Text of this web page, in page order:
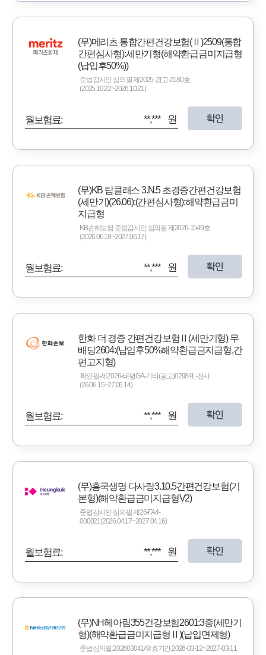
(무)메리츠 통합간편건강보험(Ⅱ)2509(통합
간편심사형):세만기형(해약환급금미지급형
(납입후50%))
준법감시인 심의필 제2025-광고-2180호
(2025.10.22~2026.10.21)
월보험료: **,*** 원 확인
(무)KB 탑클래스 3.N.5 초경증간편건강보험
(세만기)(26.06):(간편심사형):해약환급금미
지급형
KB손해보험 준법감시인 심의필 제2026-1549호
(2026.06.18~2027.06.17)
월보험료: **,*** 원 확인
한화 더 경증 간편건강보험Ⅱ(세만기형) 무
배당2604:(납입후50%해약환급금지급형,간
편고지형)
확인필-제2026-태평GA-기타(광고)02984L-전사
(26.06.15~27.06.14)
월보험료: **,*** 원 확인
(무)흥국생명 다사랑3.10.5간편건강보험(기
본형)(해약환급금미지급형V2)
준법감시인 심의필 제26-FA4-
000021(2026.04.17~2027.04.16)
월보험료: **,*** 원 확인
(무)NH헤아림355건강보험2601:3종(세만기
형)(해약환급금미지급형Ⅱ)(납입면제형)
준법심의필:202603041/유효기간:2026-03-12~2027-03-11